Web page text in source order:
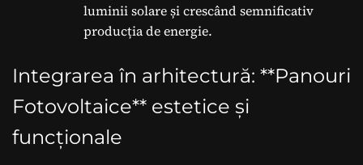
luminii solare și crescând semnificativ
producția de energie.
Integrarea în arhitectură: **Panouri
Fotovoltaice** estetice și
funcționale